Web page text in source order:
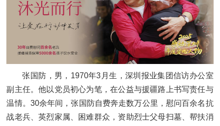
张国防，男，1970年3月生，深圳报业集团信访办公室
副主任。他以党员初心为笔，在公益与援疆路上书写责任与
温情。30余年间，张国防自费奔走数万公里，慰问百余名抗
战老兵、英烈家属、困难群众，资助烈士父母扫墓、帮扶消